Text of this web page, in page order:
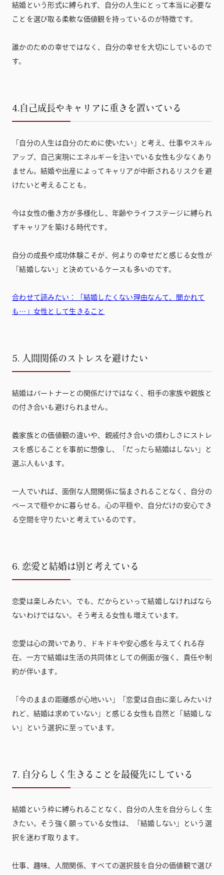
結婚という形式に縛られず、自分の人生にとって本当に必要な
ことを選び取る柔軟な価値観を持っているのが特徴です。
誰かのための幸せではなく、自分の幸せを大切にしているので
す。
4.自己成長やキャリアに重きを置いている
「自分の人生は自分のために使いたい」と考え、仕事やスキル
アップ、自己実現にエネルギーを注いでいる女性も少なくあり
ません。結婚や出産によってキャリアが中断されるリスクを避
けたいと考えることも。
今は女性の働き方が多様化し、年齢やライフステージに縛られ
ずキャリアを築ける時代です。
自分の成長や成功体験こそが、何よりの幸せだと感じる女性が
「結婚しない」と決めているケースも多いのです。
合わせて読みたい：「結婚したくない理由なんて、聞かれて
も…」女性として生きること
5. 人間関係のストレスを避けたい
結婚はパートナーとの関係だけではなく、相手の家族や親族と
の付き合いも避けられません。
義家族との価値観の違いや、親戚付き合いの煩わしさにストレ
スを感じることを事前に想像し、「だったら結婚はしない」と
選ぶ人もいます。
一人でいれば、面倒な人間関係に悩まされることなく、自分の
ペースで穏やかに暮らせる。心の平穏や、自分だけの安心でき
る空間を守りたいと考えているのです。
6. 恋愛と結婚は別と考えている
恋愛は楽しみたい。でも、だからといって結婚しなければなら
ないわけではない。そう考える女性も増えています。
恋愛は心の潤いであり、ドキドキや安心感を与えてくれる存
在。一方で結婚は生活の共同体としての側面が強く、責任や制
約が伴います。
「今のままの距離感が心地いい」「恋愛は自由に楽しみたいけ
れど、結婚は求めていない」と感じる女性も自然と「結婚しな
い」という選択に至っています。
7. 自分らしく生きることを最優先にしている
結婚という枠に縛られることなく、自分の人生を自分らしく生
きたい。そう強く願っている女性は、「結婚しない」という選
択を迷わず取ります。
仕事、趣味、人間関係、すべての選択肢を自分の価値観で選び